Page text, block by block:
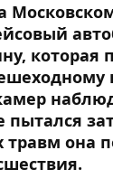
которая
пытался
травм она